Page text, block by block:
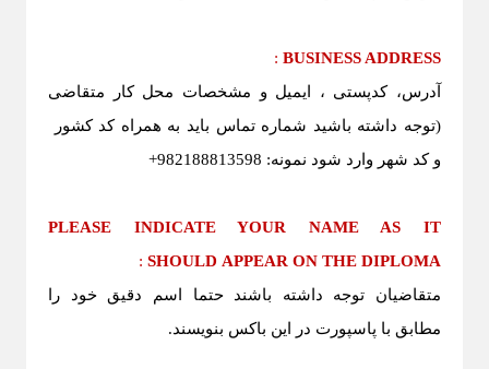
BUSINESS ADDRESS
:
آدرس، کدپستی ، ایمیل و مشخصات محل کار متقاضی
(توجه داشته باشید شماره تماس باید به همراه کد کشور
و کد شهر وارد شود نمونه: 982188813598+
PLEASE INDICATE YOUR NAME AS IT
SHOULD APPEAR ON THE DIPLOMA
:
متقاضیان توجه داشته باشند حتما اسم دقیق خود را
مطابق با پاسپورت در این باکس بنویسند.